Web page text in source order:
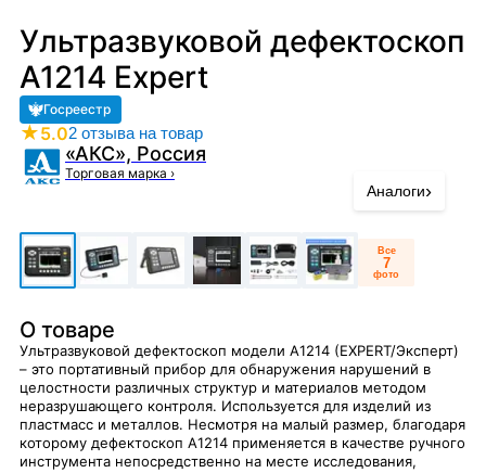
Ультразвуковой дефектоскоп
A1214 Expert
Госреестр
★5.02 отзыва на товар
«АКС», Россия
Торговая марка ›
Все
7
фото
Аналоги›
О товаре
Ультразвуковой дефектоскоп модели A1214 (EXPERT/Эксперт)
– это портативный прибор для обнаружения нарушений в
целостности различных структур и материалов методом
неразрушающего контроля. Используется для изделий из
пластмасс и металлов. Несмотря на малый размер, благодаря
которому дефектоскоп A1214 применяется в качестве ручного
инструмента непосредственно на месте исследования,